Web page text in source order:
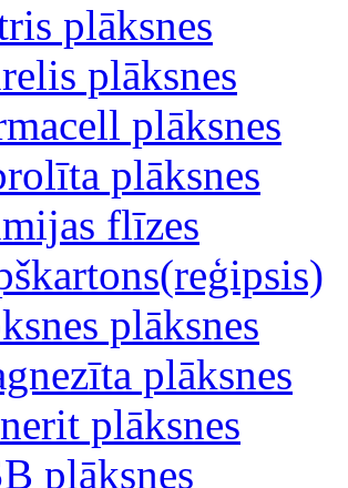
plāksnes
plāksnes
plāksnes
plāksnes
flīzes
plāksnes
plāksnes
plāksnes
plāksnes